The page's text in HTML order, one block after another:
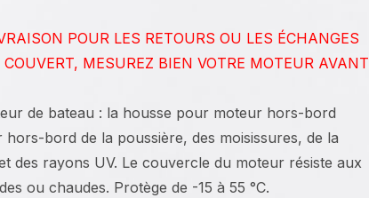
POUR LES RETOURS OU LES ÉCHANGES
MESUREZ BIEN VOTRE MOTEUR AVANT
de bateau : la housse pour moteur hors-bord
bord de la poussière, des moisissures, de la
des rayons UV. Le couvercle du moteur résiste aux
ou chaudes. Protège de -15 à 55 °C.